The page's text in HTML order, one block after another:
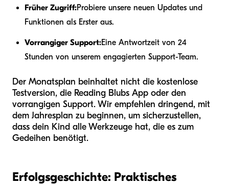
Früher Zugriff:Probiere unsere neuen Updates und
Funktionen als Erster aus.
Vorrangiger Support:Eine Antwortzeit von 24
Stunden von unserem engagierten Support-Team.
Der Monatsplan beinhaltet nicht die kostenlose
Testversion, die Reading Blubs App oder den
vorrangigen Support. Wir empfehlen dringend, mit
dem Jahresplan zu beginnen, um sicherzustellen,
dass dein Kind alle Werkzeuge hat, die es zum
Gedeihen benötigt.
Erfolgsgeschichte: Praktisches